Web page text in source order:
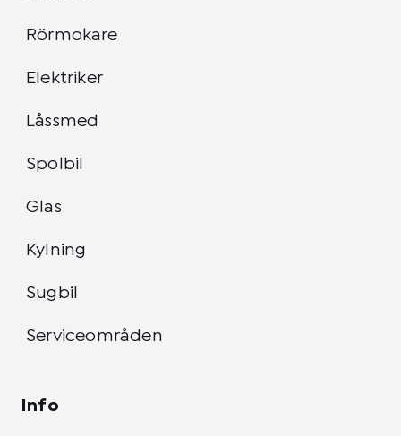
Rörmokare
Elektriker
Låssmed
Spolbil
Glas
Kylning
Sugbil
Serviceområden
Info